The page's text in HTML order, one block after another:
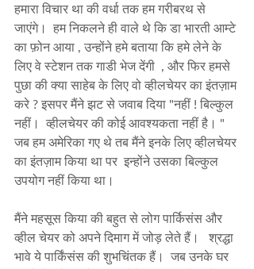
हमारा विचार था की वर्धा तक हम गरीबरथ से
जाएंगे।  हम निकलने ही वाले थे कि डा भारती आम्टे
का फ़ोन आया , उन्होंने हमे बताया कि हमे लेने के
लिए वे स्टेशन तक गाडी भेज देंगी  , और फिर हमसे
पुछा की क्या साहेब के लिए वो व्हीलचेयर का इंतज़ाम
करे ? इसपर मैंने झट से जवाब दिया "नहीं ! बिल्कुल
नहीं।  व्हीलचेयर की कोई आवश्यकता नहीं है। "
जब हम अमेरिका गए थे तब मैंने इनके लिए व्हीलचेयर
का इंतज़ाम किया था पर  इन्होंने उसका बिल्कुल
उपयोग नहीं किया था।
मैंने महसूस किया की बहुत से लोग पार्किसंस और
व्हील चेयर को अपने दिमाग में जोड़ लेते हैं।   श्रद्धा
भावे ये पार्किंसंस की शुभचिंतक हैं।  जब उनके घर